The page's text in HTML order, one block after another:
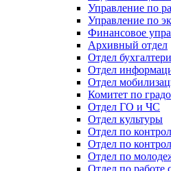
Управление по
Управление по
Финансовое
Архивный отдел
Отдел
Отдел
Отдел
Комитет по
Отдел ГО и ЧС
Отдел культуры
Отдел по
Отдел по
Отдел по
Отдел по